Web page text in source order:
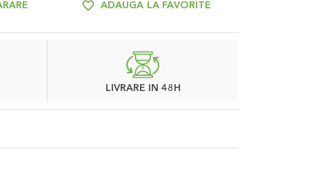
ADAUGA LA FAVORITE
LIVRARE IN 48H